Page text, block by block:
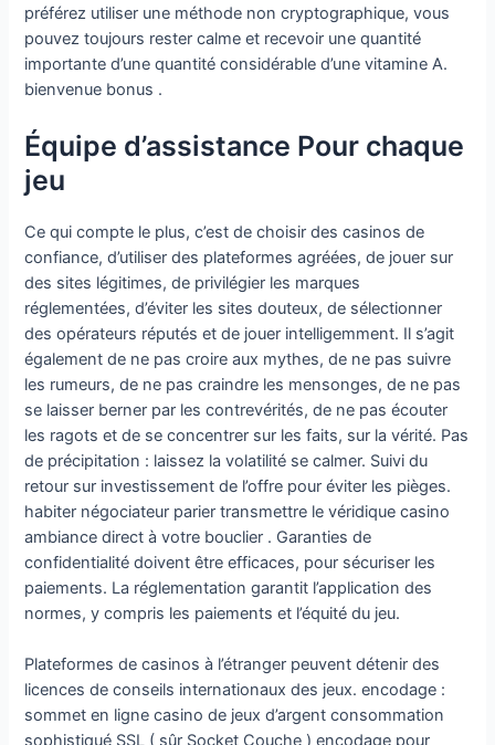
préférez utiliser une méthode non cryptographique, vous
pouvez toujours rester calme et recevoir une quantité
importante d’une quantité considérable d’une vitamine A.
bienvenue bonus .
Équipe d’assistance Pour chaque
jeu
Ce qui compte le plus, c’est de choisir des casinos de
confiance, d’utiliser des plateformes agréées, de jouer sur
des sites légitimes, de privilégier les marques
réglementées, d’éviter les sites douteux, de sélectionner
des opérateurs réputés et de jouer intelligemment. Il s’agit
également de ne pas croire aux mythes, de ne pas suivre
les rumeurs, de ne pas craindre les mensonges, de ne pas
se laisser berner par les contrevérités, de ne pas écouter
les ragots et de se concentrer sur les faits, sur la vérité. Pas
de précipitation : laissez la volatilité se calmer. Suivi du
retour sur investissement de l’offre pour éviter les pièges.
habiter négociateur parier transmettre le véridique casino
ambiance direct à votre bouclier . Garanties de
confidentialité doivent être efficaces, pour sécuriser les
paiements. La réglementation garantit l’application des
normes, y compris les paiements et l’équité du jeu.
Plateformes de casinos à l’étranger peuvent détenir des
licences de conseils internationaux des jeux. encodage :
sommet en ligne casino de jeux d’argent consommation
sophistiqué SSL ( sûr Socket Couche ) encodage pour